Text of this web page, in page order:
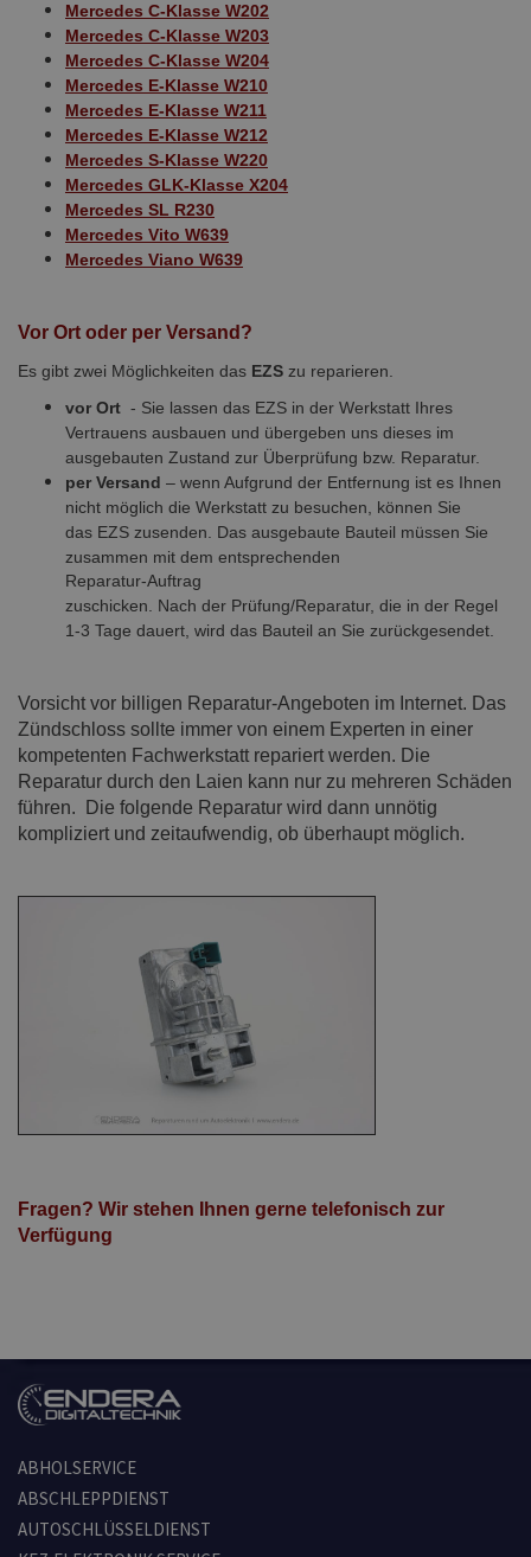
Mercedes C-Klasse W202
Mercedes C-Klasse W203
Mercedes C-Klasse W204
Mercedes E-Klasse W210
Mercedes E-Klasse W211
Mercedes E-Klasse W212
Mercedes S-Klasse W220
Mercedes GLK-Klasse X204
Mercedes SL R230
Mercedes Vito W639
Mercedes Viano W639
Vor Ort oder per Versand?
Es gibt zwei Möglichkeiten das EZS zu reparieren.
vor Ort - Sie lassen das EZS in der Werkstatt Ihres
Vertrauens ausbauen und übergeben uns dieses im
ausgebauten Zustand zur Überprüfung bzw. Reparatur.
per Versand – wenn Aufgrund der Entfernung ist es Ihnen
nicht möglich die Werkstatt zu besuchen, können Sie
das EZS zusenden. Das ausgebaute Bauteil müssen Sie
zusammen mit dem entsprechenden
Reparatur-Auftrag
zuschicken. Nach der Prüfung/Reparatur, die in der Regel
1-3 Tage dauert, wird das Bauteil an Sie zurückgesendet.
Vorsicht vor billigen Reparatur-Angeboten im Internet. Das
Zündschloss sollte immer von einem Experten in einer
kompetenten Fachwerkstatt repariert werden. Die
Reparatur durch den Laien kann nur zu mehreren Schäden
führen. Die folgende Reparatur wird dann unnötig
kompliziert und zeitaufwendig, ob überhaupt möglich.
Fragen? Wir stehen Ihnen gerne telefonisch zur
Verfügung
ABHOLSERVICE
ABSCHLEPPDIENST
AUTOSCHLÜSSELDIENST